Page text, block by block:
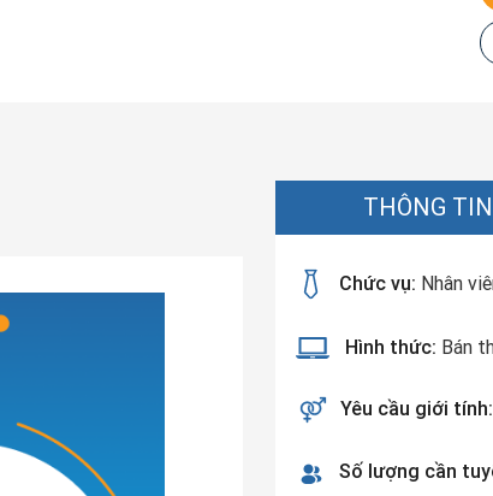
THÔNG
Chức vụ: Nhân
Hình thức: Bán
Yêu cầu giới tính:
Số lượng cần